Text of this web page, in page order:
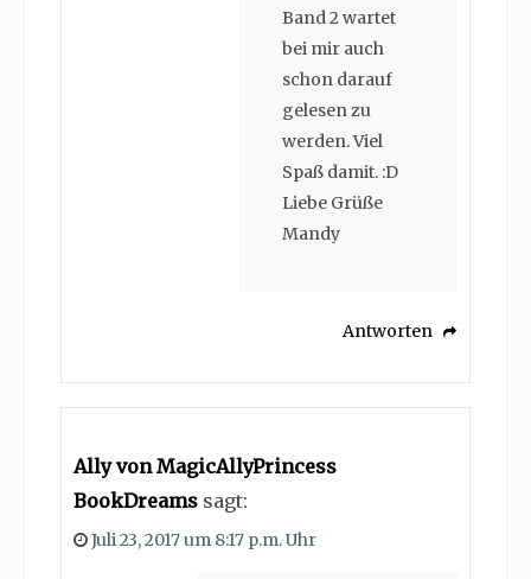
Band 2 wartet
bei mir auch
schon darauf
gelesen zu
werden. Viel
Spaß damit. :D
Liebe Grüße
Mandy
Antworten
Ally von MagicAllyPrincess
BookDreams sagt:
Juli 23, 2017 um 8:17 p.m. Uhr